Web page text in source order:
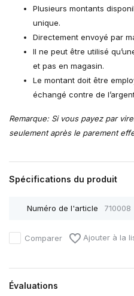
Plusieurs montants
unique.
Directement envoyé par
Il ne peut être utilisé
et pas en magasin.
Le montant doit être
échangé contre de
Remarque: Si vous payez par
seulement après le parement
Spécifications du produit
Numéro de l'article 710008
Comparer Ajouter à la
Évaluations